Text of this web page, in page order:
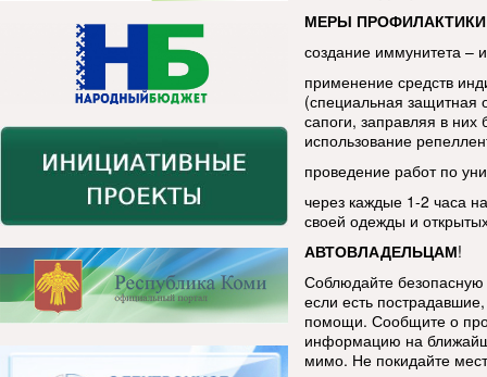
МЕРЫ
создание иммунитета –
применение средств
(специальная защитная
сапоги, заправляя в
использование
проведение работ по
через каждые 1-2 часа
своей одежды и
АВТОВЛАДЕЛЬЦАМ!
Соблюдайте
если есть
помощи. Сообщите о
информацию на
мимо. Не покидайте